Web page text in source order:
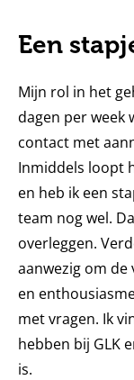
Een
Mijn rol in het
dagen per week
contact met
Inmiddels loopt
en heb ik een
team nog wel.
overleggen.
aanwezig om
en
met vragen. Ik
hebben bij GLK
is.